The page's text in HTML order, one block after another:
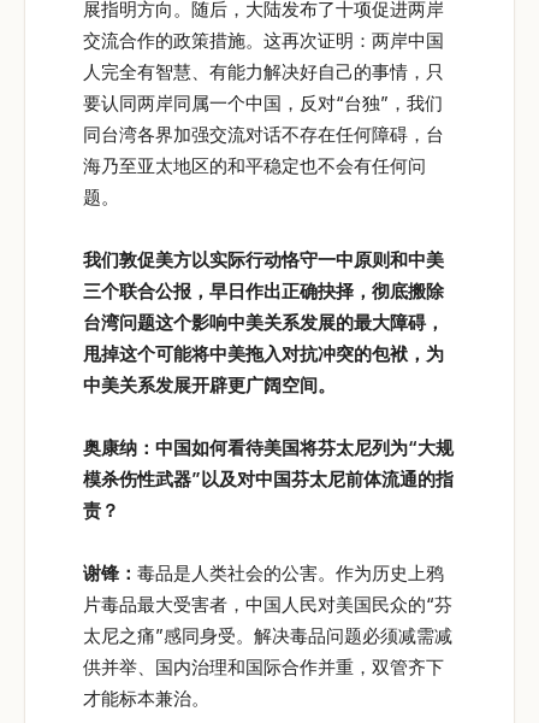
展指明方向。随后，大陆发布了十项促进两岸
交流合作的政策措施。这再次证明：两岸中国
人完全有智慧、有能力解决好自己的事情，只
要认同两岸同属一个中国，反对“台独”，我们
同台湾各界加强交流对话不存在任何障碍，台
海乃至亚太地区的和平稳定也不会有任何问
题。
我们敦促美方以实际行动恪守一中原则和中美
三个联合公报，早日作出正确抉择，彻底搬除
台湾问题这个影响中美关系发展的最大障碍，
甩掉这个可能将中美拖入对抗冲突的包袱，为
中美关系发展开辟更广阔空间。
奥康纳：中国如何看待美国将芬太尼列为“大规
模杀伤性武器”以及对中国芬太尼前体流通的指
责？
谢锋： 毒品是人类社会的公害。作为历史上鸦
片毒品最大受害者，中国人民对美国民众的“芬
太尼之痛”感同身受。解决毒品问题必须减需减
供并举、国内治理和国际合作并重，双管齐下
才能标本兼治。